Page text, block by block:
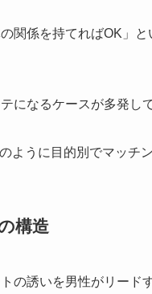
関係を持てればOK」
になるケースが多発し
ように目的別でマッチ
構造
の誘いを男性がリード